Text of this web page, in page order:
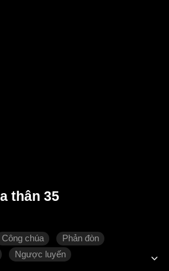
thân 35
Công chúa
Phản đòn
Ngược luyến